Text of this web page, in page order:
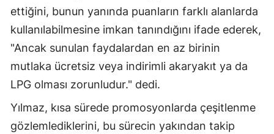
ettiğini, bunun yanında puanların farklı alanlarda
kullanılabilmesine imkan tanındığını ifade ederek,
"Ancak sunulan faydalardan en az birinin
mutlaka ücretsiz veya indirimli akaryakıt ya da
LPG olması zorunludur." dedi.
Yılmaz, kısa sürede promosyonlarda çeşitlenme
gözlemlediklerini, bu sürecin yakından takip